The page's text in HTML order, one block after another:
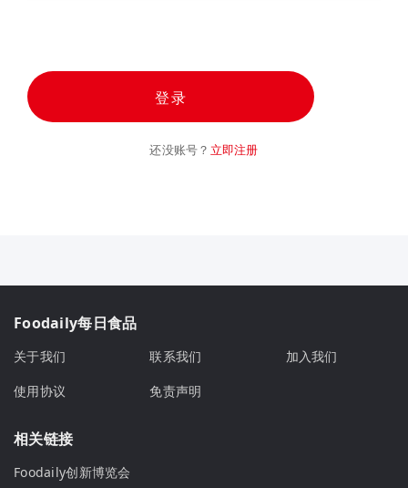
登录
还没账号？ 立即注册
Foodaily每日食品
关于我们 联系我们
加入我们
使用协议
免责声明
相关链接
Foodaily创新博览会